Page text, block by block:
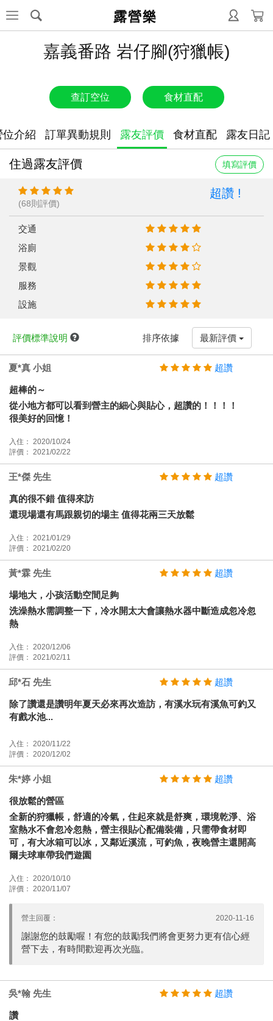
露營樂
嘉義番路 岩仔腳(狩獵帳)
查訂空位 食材直配
位介紹 訂單異動規則 露友評價 食材直配 露友日記
住過露友評價 填寫評價
(68則評價)
超讚 !
交通
浴廁
景觀
服務
設施
評價標準說明 排序依據 最新評價
夏*真 小姐 超讚
超棒的～
從小地方都可以看到營主的細心與貼心，超讚的！！！！
很美好的回憶！
入住： 2020/10/24
評價： 2021/02/22
王*傑 先生 超讚
真的很不錯 值得來訪
還現場還有馬跟親切的場主 值得花兩三天放鬆
入住： 2021/01/29
評價： 2021/02/20
黃*霖 先生 超讚
場地大，小孩活動空間足夠
洗澡熱水需調整一下，冷水開太大會讓熱水器中斷造成忽冷忽
熱
入住： 2020/12/06
評價： 2021/02/11
邱*石 先生 超讚
除了讚還是讚明年夏天必來再次造訪，有溪水玩有溪魚可釣又
有戲水池...
入住： 2020/11/22
評價： 2020/12/02
朱*婷 小姐 超讚
很放鬆的營區
全新的狩獵帳，舒適的冷氣，住起來就是舒爽，環境乾淨、浴
室熱水不會忽冷忽熱，營主很貼心配備裝備，只需帶食材即
可，有大冰箱可以冰，又鄰近溪流，可釣魚，夜晚營主還開高
爾夫球車帶我們遊園
入住： 2020/10/10
評價： 2020/11/07
營主回覆： 2020-11-16
謝謝您的鼓勵喔！有您的鼓勵我們將會更努力更有信心經
營下去，有時間歡迎再次光臨。
吳*翰 先生 超讚
讚